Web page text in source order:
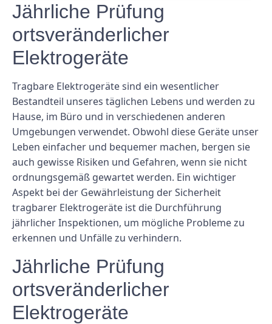
Jährliche Prüfung
ortsveränderlicher
Elektrogeräte
Tragbare Elektrogeräte sind ein wesentlicher
Bestandteil unseres täglichen Lebens und werden zu
Hause, im Büro und in verschiedenen anderen
Umgebungen verwendet. Obwohl diese Geräte unser
Leben einfacher und bequemer machen, bergen sie
auch gewisse Risiken und Gefahren, wenn sie nicht
ordnungsgemäß gewartet werden. Ein wichtiger
Aspekt bei der Gewährleistung der Sicherheit
tragbarer Elektrogeräte ist die Durchführung
jährlicher Inspektionen, um mögliche Probleme zu
erkennen und Unfälle zu verhindern.
Jährliche Prüfung
ortsveränderlicher
Elektrogeräte